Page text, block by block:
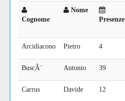
Cognome
Nome
Presenze
Arcidiacono Pietro 4
BuscÃ¨ Antonio 39
Carrus Davide 12